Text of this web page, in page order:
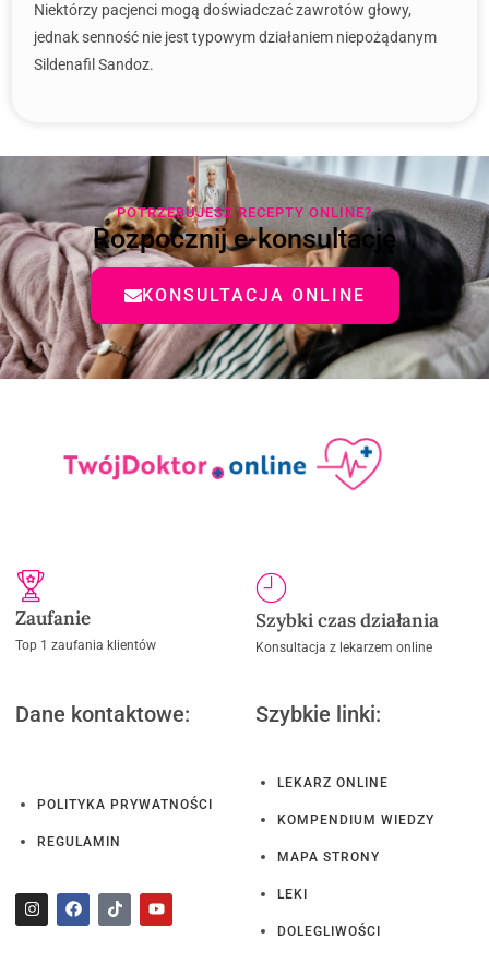
Niektórzy pacjenci mogą doświadczać zawrotów głowy,
jednak senność nie jest typowym działaniem niepożądanym
Sildenafil Sandoz.
POTRZEBUJESZ RECEPTY ONLINE?
Rozpocznij e-konsultację
KONSULTACJA ONLINE
Zaufanie
Top 1 zaufania klientów
Szybki czas działania
Konsultacja z lekarzem online
Dane kontaktowe:
POLITYKA PRYWATNOŚCI
REGULAMIN
Szybkie linki:
LEKARZ ONLINE
KOMPENDIUM WIEDZY
MAPA STRONY
LEKI
DOLEGLIWOŚCI